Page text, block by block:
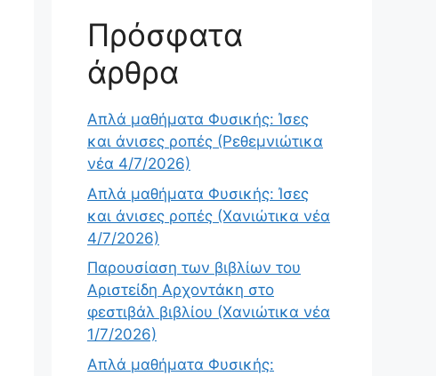
Πρόσφατα
άρθρα
Απλά μαθήματα Φυσικής: Ίσες
και άνισες ροπές (Ρεθεμνιώτικα
νέα 4/7/2026)
Απλά μαθήματα Φυσικής: Ίσες
και άνισες ροπές (Χανιώτικα νέα
4/7/2026)
Παρουσίαση των βιβλίων του
Αριστείδη Αρχοντάκη στο
φεστιβάλ βιβλίου (Χανιώτικα νέα
1/7/2026)
Απλά μαθήματα Φυσικής: